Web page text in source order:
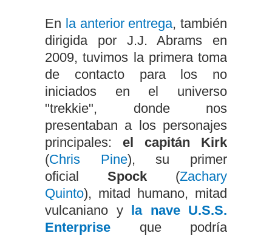
En la anterior entrega, también
dirigida por J.J. Abrams en
2009, tuvimos la primera toma
de contacto para los no
iniciados en el universo
"trekkie", donde nos
presentaban a los personajes
principales: el capitán Kirk
(Chris Pine), su primer
oficial Spock (Zachary
Quinto), mitad humano, mitad
vulcaniano y
la nave U.S.S.
Enterprise que podría